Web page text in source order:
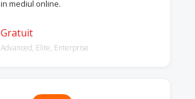
in mediul online.
Gratuit
Advanced, Elite, Enterprise